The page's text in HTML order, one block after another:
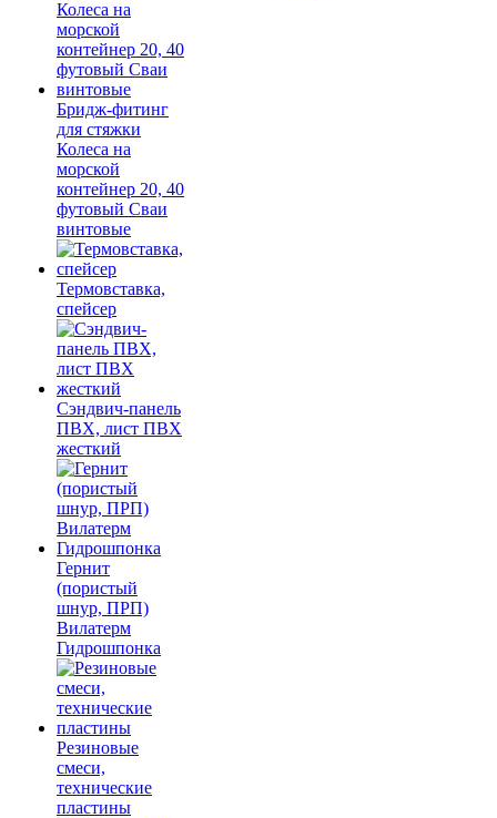
Бридж-фитинг
для стяжки
Колеса на
морской
контейнер 20, 40
футовый Сваи
винтовые
Термовставка,
спейсер
Сэндвич-панель
ПВХ, лист ПВХ
жесткий
Гернит
(пористый
шнур, ПРП)
Вилатерм
Гидрошпонка
Резиновые
смеси,
технические
пластины